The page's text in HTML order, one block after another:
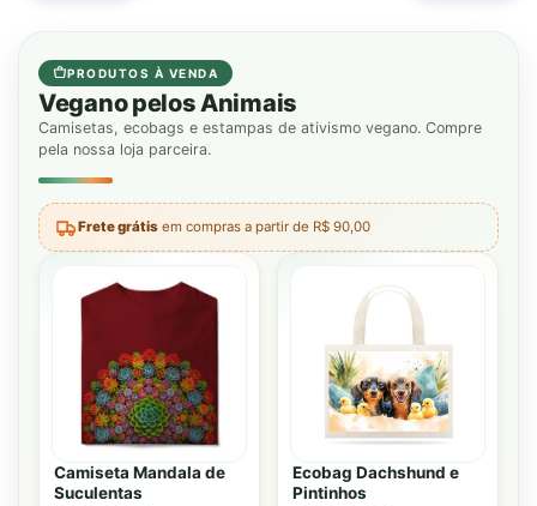
PRODUTOS À VENDA
Vegano pelos Animais
Camisetas, ecobags e estampas de ativismo vegano. Compre
pela nossa loja parceira.
Frete grátis em compras a partir de R$ 90,00
Camiseta Mandala de
Suculentas
Ecobag Dachshund e
Pintinhos